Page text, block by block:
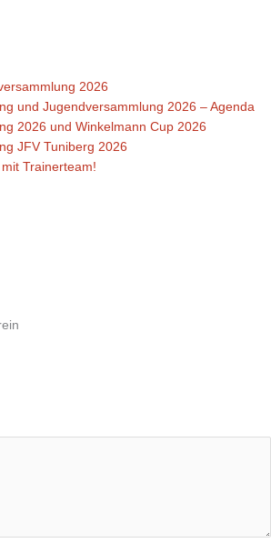
2026
und Jugendversammlung 2026 – Agenda
2026 und Winkelmann Cup 2026
JFV Tuniberg 2026
Trainerteam!